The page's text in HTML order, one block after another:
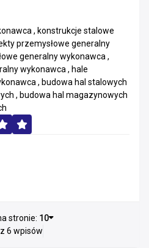
, konstrukcje stalowe
przemysłowe generalny
generalny wykonawca ,
wykonawca , hale
, budowa hal stalowych
, budowa hal magazynowych
stronie: 10
6 wpisów